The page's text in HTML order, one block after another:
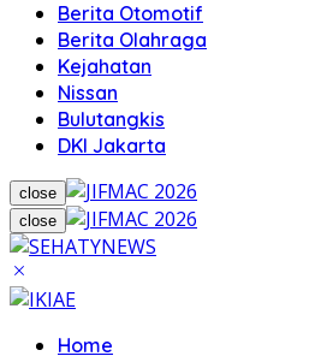
Berita Otomotif
Berita Olahraga
Kejahatan
Nissan
Bulutangkis
DKI Jakarta
close
close
Home